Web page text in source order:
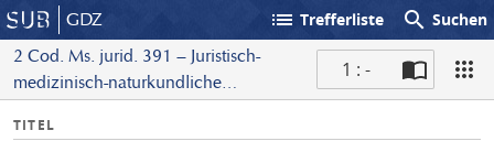
GDZ list Trefferliste search Suchen
2 Cod. Ms. jurid. 391 – Juristisch-
medizinisch-naturkundliche
1 : -
I
TITEL